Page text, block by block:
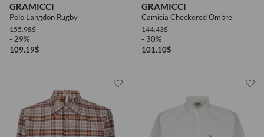
GRAMICCI
Polo Langdon Rugby
155.98$
- 29%
109.19$
GRAMICCI
Camicia Checkered Ombre
144.43$
- 30%
101.10$